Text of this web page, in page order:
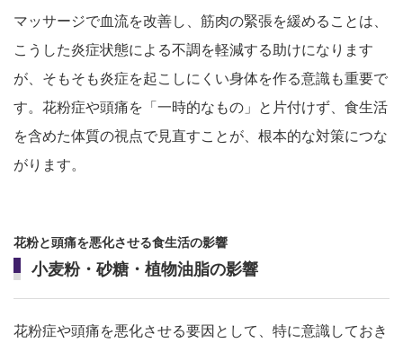
マッサージで血流を改善し、筋肉の緊張を緩めることは、
こうした炎症状態による不調を軽減する助けになります
が、そもそも炎症を起こしにくい身体を作る意識も重要で
す。花粉症や頭痛を「一時的なもの」と片付けず、食生活
を含めた体質の視点で見直すことが、根本的な対策につな
がります。
花粉と頭痛を悪化させる食生活の影響
小麦粉・砂糖・植物油脂の影響
花粉症や頭痛を悪化させる要因として、特に意識しておき